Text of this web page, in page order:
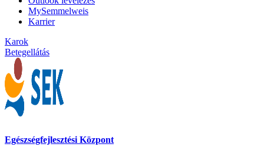
MySemmelweis
Karrier
Karok
Betegellátás
Egészségfejlesztési Központ